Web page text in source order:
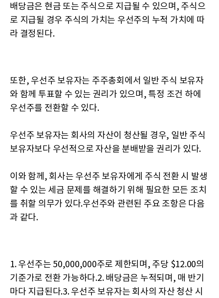
배당금은 현금 또는 주식으로 지급될 수 있으며, 주식으
로 지급될 경우 주식의 가치는 우선주의 누적 가치에 따
라 결정된다.
또한, 우선주 보유자는 주주총회에서 일반 주식 보유자
와 함께 투표할 수 있는 권리가 있으며, 특정 조건 하에
우선주를 전환할 수 있다.
우선주 보유자는 회사의 자산이 청산될 경우, 일반 주식
보유자보다 우선적으로 자산을 분배받을 권리가 있다.
이와 함께, 회사는 우선주 보유자에게 주식 전환 시 발생
할 수 있는 세금 문제를 해결하기 위해 필요한 모든 조치
를 취할 의무가 있다.우선주와 관련된 주요 조항은 다음
과 같다.
1. 우선주는 50,000,000주로 제한되며, 주당 $12.00의
기준가로 전환 가능하다.2. 배당금은 누적되며, 매 반기
마다 지급된다.3. 우선주 보유자는 회사의 자산 청산 시